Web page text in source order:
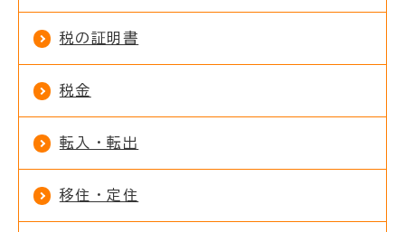
税の証明書
税金
転入・転出
移住・定住